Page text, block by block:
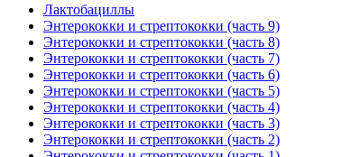
Лактобациллы
Энтерококки и стрептококки (часть 9)
Энтерококки и стрептококки (часть 8)
Энтерококки и стрептококки (часть 7)
Энтерококки и стрептококки (часть 6)
Энтерококки и стрептококки (часть 5)
Энтерококки и стрептококки (часть 4)
Энтерококки и стрептококки (часть 3)
Энтерококки и стрептококки (часть 2)